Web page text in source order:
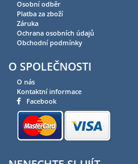
Osobní odběr
Platba za zboží
Záruka
Ochrana osobních údajů
Obchodní podmínky
O SPOLEČNOSTI
O nás
Kontaktní informace
Facebook